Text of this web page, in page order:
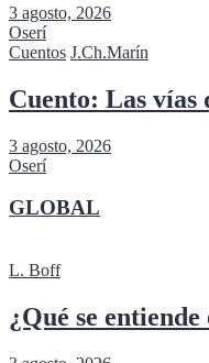
3 agosto, 2026
Oserí
Cuentos J.Ch.Marín
Cuento: Las vías
3 agosto, 2026
Oserí
GLOBAL
L. Boff
¿Qué se